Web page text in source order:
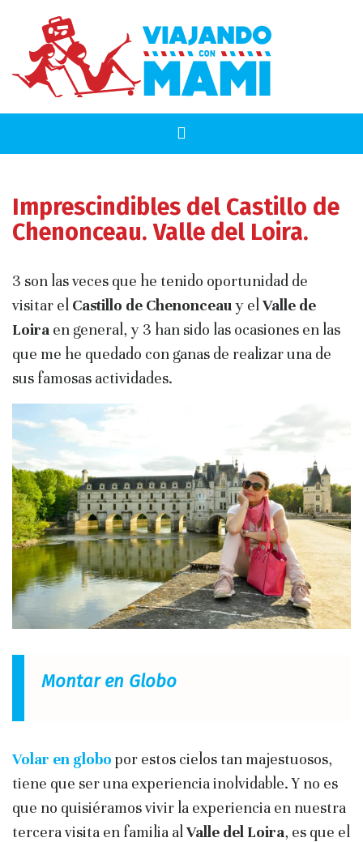
Imprescindibles del Castillo de
Chenonceau. Valle del Loira.
3 son las veces que he tenido oportunidad de
visitar el Castillo de Chenonceauy elValle de
Loira en general, y 3 han sido las ocasiones en las
que me he quedado con ganas de realizar una de
sus famosas actividades.
Montar en Globo
Volar en globo por estos cielos tan majestuosos,
tiene que ser una experiencia inolvidable. Y no es
que no quisiéramos vivir la experiencia en nuestra
tercera visita en familia al Valle del Loira, es que el